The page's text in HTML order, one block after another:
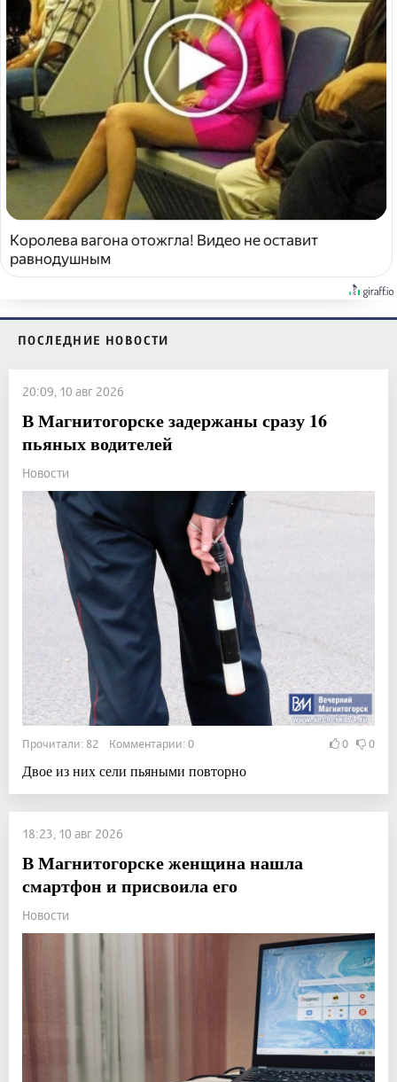
Королева вагона отожгла! Видео не оставит
равнодушным
ПОСЛЕДНИЕ НОВОСТИ
20:09, 10 авг 2026
В Магнитогорске задержаны сразу 16
пьяных водителей
Новости
Прочитали: 82 Комментарии: 0 0 0
Двое из них сели пьяными повторно
18:23, 10 авг 2026
В Магнитогорске женщина нашла
смартфон и присвоила его
Новости